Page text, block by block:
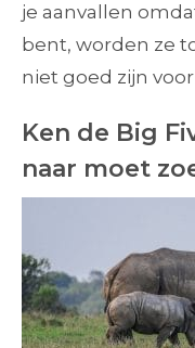
je aanvallen
bent, worden ze
niet goed zijn
Ken de Big
naar moet